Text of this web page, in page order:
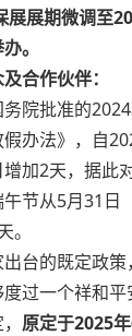
展展期微调至
。
合作伙伴：
院批准的
办法》，自
加2天，据此
节从5月31日
。
台的既定政
过一个祥和
原定于2025